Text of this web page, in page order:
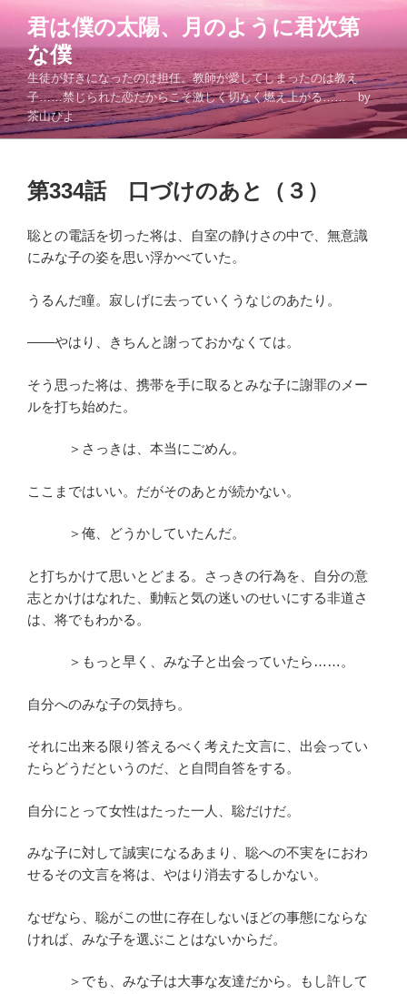
テ
ン
ツ
へ
ス
君は僕の太陽、月のように君次第
な僕
生徒が好きになったのは担任。教師が愛してしまったのは教え
子……禁じられた恋だからこそ激しく切なく燃え上がる…… by
茶山ぴよ
投
稿
第334話 口づけのあと（３）
聡との電話を切った将は、自室の静けさの中で、無意識
にみな子の姿を思い浮かべていた。
うるんだ瞳。寂しげに去っていくうなじのあたり。
――やはり、きちんと謝っておかなくては。
そう思った将は、携帯を手に取るとみな子に謝罪のメー
ルを打ち始めた。
＞さっきは、本当にごめん。
ここまではいい。だがそのあとが続かない。
＞俺、どうかしていたんだ。
と打ちかけて思いとどまる。さっきの行為を、自分の意
志とかけはなれた、動転と気の迷いのせいにする非道さ
は、将でもわかる。
＞もっと早く、みな子と出会っていたら……。
自分へのみな子の気持ち。
それに出来る限り答えるべく考えた文言に、出会ってい
たらどうだというのだ、と自問自答をする。
自分にとって女性はたった一人、聡だけだ。
みな子に対して誠実になるあまり、聡への不実をにおわ
せるその文言を将は、やはり消去するしかない。
なぜなら、聡がこの世に存在しないほどの事態にならな
ければ、みな子を選ぶことはないからだ。
＞でも、みな子は大事な友達だから。もし許して